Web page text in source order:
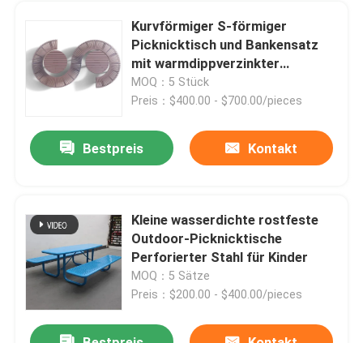
Zu Hause
Über uns
Werksbesichtigung
Kurvförmiger S-förmiger
Picknicktisch und Bankensatz
mit warmdippverzinkter
Veredelung
MOQ：5 Stück
Preis：$400.00 - $700.00/pieces
Bestpreis Kontakt
Kleine wasserdichte rostfeste
Outdoor-Picknicktische
Perforierter Stahl für Kinder
MOQ：5 Sätze
Preis：$200.00 - $400.00/pieces